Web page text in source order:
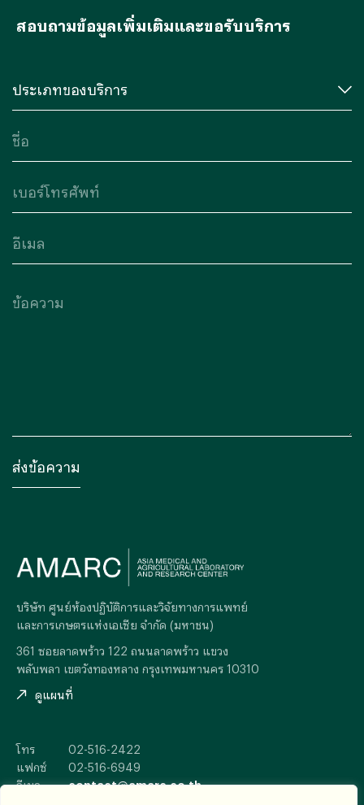
สอบถามข้อมูลเพิ่มเติมและขอรับบริการ
บริษัท ศูนย์ห้องปฏิบัติการและวิจัยทางการแพทย์
และการเกษตรแห่งเอเซีย จำกัด (มหาชน)
361 ซอยลาดพร้าว 122 ถนนลาดพร้าว แขวง
พลับพลา เขตวังทองหลาง กรุงเทพมหานคร 10310
ดูแผนที่
โทร
02-516-2422
แฟกซ์
02-516-6949
อีเมล
contact@amarc.co.th